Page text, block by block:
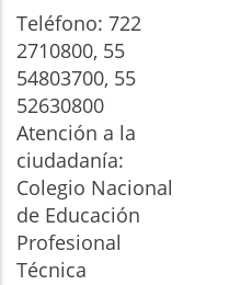
Teléfono: 722
2710800, 55
54803700, 55
52630800
Atención a la
ciudadanía:
Colegio Nacional
de Educación
Profesional
Técnica